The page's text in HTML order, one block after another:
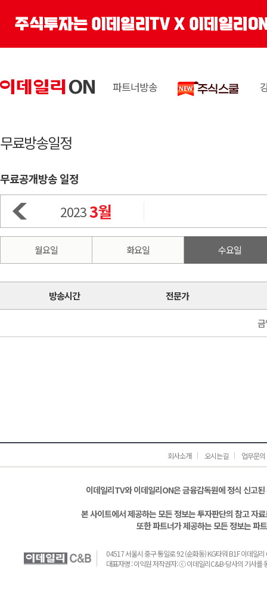
파트너방송
무료방송일정
무료공개방송 일정
20233월
월요일 화요일 수요일
방송시간 전문가
회사소개 오시는길 업무문의
이데일리TV와 이데일리ON은 금융감독원에 정식 신고
본 사이트에서 제공하는 모든 정보는 투자판단의 참고 자
또한 파트너가 제공하는 모든 정보는 파
04517 서울시 중구 통일로 92 (순화동) KG타워 B1F 이데일
대표자명 : 이익원 저작권자: ⓒ 이데일리C&B-당사의 기사를